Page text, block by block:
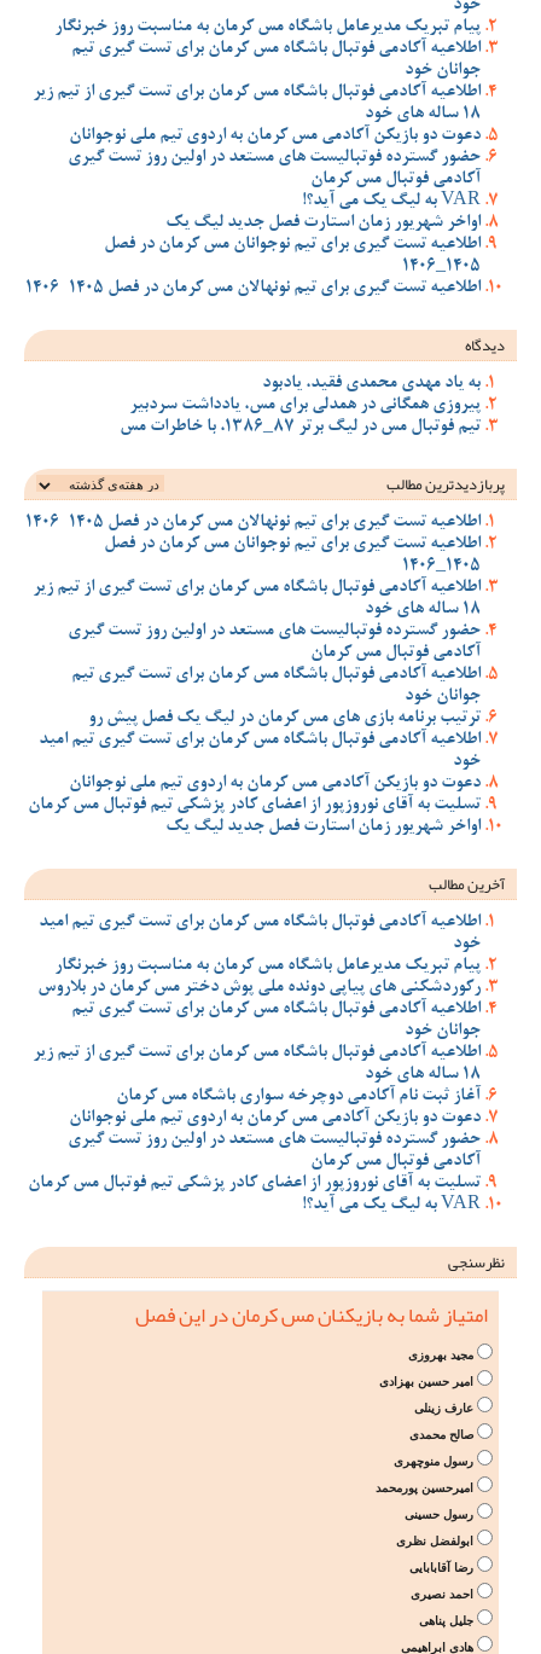
خود
پیام تبریک مدیرعامل باشگاه مس کرمان به مناسبت روز خبرنگار
اطلاعیه آکادمی فوتبال باشگاه مس کرمان برای تست گیری تیم
جوانان خود
اطلاعیه آکادمی فوتبال باشگاه مس کرمان برای تست گیری از تیم زیر
18 ساله های خود
دعوت دو بازیکن آکادمی مس کرمان به اردوی تیم ملی نوجوانان
حضور گسترده فوتبالیست های مستعد در اولین روز تست گیری
آکادمی فوتبال مس کرمان
VAR به لیگ یک می آید؟!
اواخر شهریور زمان استارت فصل جدید لیگ یک
اطلاعیه تست گیری برای تیم نوجوانان مس کرمان در فصل
1405_1406
اطلاعیه تست گیری برای تیم نونهالان مس کرمان در فصل 1405-1406
دیدگاه
به یاد مهدی محمدی فقید، یادبود
پیروزی همگانی در همدلی برای مس، یادداشت سردبیر
تیم فوتبال مس در لیگ برتر 87_1386، با خاطرات مس
پربازدیدترین‌ مطالب
اطلاعیه تست گیری برای تیم نونهالان مس کرمان در فصل 1405-1406
اطلاعیه تست گیری برای تیم نوجوانان مس کرمان در فصل
1405_1406
اطلاعیه آکادمی فوتبال باشگاه مس کرمان برای تست گیری از تیم زیر
18 ساله های خود
حضور گسترده فوتبالیست های مستعد در اولین روز تست گیری
آکادمی فوتبال مس کرمان
اطلاعیه آکادمی فوتبال باشگاه مس کرمان برای تست گیری تیم
جوانان خود
ترتیب برنامه بازی های مس کرمان در لیگ یک فصل پیش رو
اطلاعیه آکادمی فوتبال باشگاه مس کرمان برای تست گیری تیم امید
خود
دعوت دو بازیکن آکادمی مس کرمان به اردوی تیم ملی نوجوانان
تسلیت به آقای نوروزپور از اعضای کادر پزشکی تیم فوتبال مس کرمان
اواخر شهریور زمان استارت فصل جدید لیگ یک
آخرین مطالب
اطلاعیه آکادمی فوتبال باشگاه مس کرمان برای تست گیری تیم امید
خود
پیام تبریک مدیرعامل باشگاه مس کرمان به مناسبت روز خبرنگار
رکوردشکنی های پیاپی دونده ملی پوش دختر مس کرمان در بلاروس
اطلاعیه آکادمی فوتبال باشگاه مس کرمان برای تست گیری تیم
جوانان خود
اطلاعیه آکادمی فوتبال باشگاه مس کرمان برای تست گیری از تیم زیر
18 ساله های خود
آغاز ثبت نام آکادمی دوچرخه سواری باشگاه مس کرمان
دعوت دو بازیکن آکادمی مس کرمان به اردوی تیم ملی نوجوانان
حضور گسترده فوتبالیست های مستعد در اولین روز تست گیری
آکادمی فوتبال مس کرمان
تسلیت به آقای نوروزپور از اعضای کادر پزشکی تیم فوتبال مس کرمان
VAR به لیگ یک می آید؟!
نظرسنجی
امتیاز شما به بازیکنان مس کرمان در این فصل
مجید بهروزی
امیر حسین بهزادی
عارف زینلی
صالح محمدی
رسول منوچهری
امیرحسین پورمحمد
رسول حسینی
ابولفضل نظری
رضا آقابابایی
احمد نصیری
جلیل پناهی
هادی ابراهیمی